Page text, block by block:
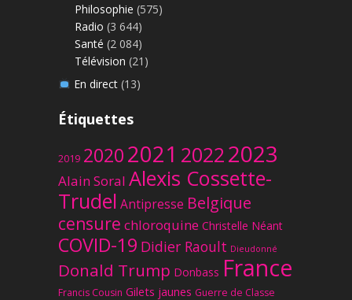
Philosophie (575)
Radio (3 644)
Santé (2 084)
Télévision (21)
En direct(13)
Étiquettes
2019 20202021 20222023
Alain Soral Alexis Cossette-
Trudel Antipresse Belgique
censure chloroquine Christelle Néant
COVID-19 Didier Raoult Dieudonné
Donald Trump Donbass France
Francis Cousin Gilets jaunes Guerre de Classe